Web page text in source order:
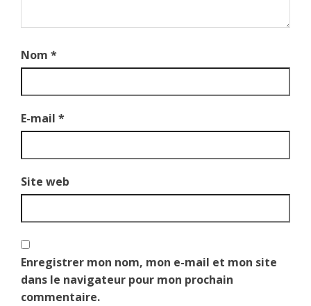
Nom *
E-mail *
Site web
Enregistrer mon nom, mon e-mail et mon site
dans le navigateur pour mon prochain
commentaire.